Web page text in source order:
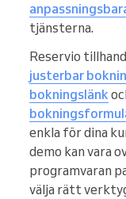
tjänsterna.
Reservio
justerbar
bokningslänk
enkla för dina
demo kan vara
programvaran
välja rätt